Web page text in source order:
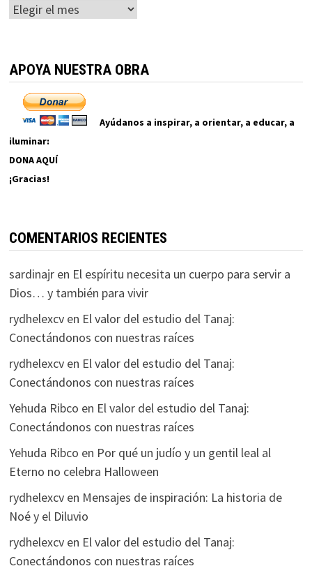
Archivos
APOYA NUESTRA OBRA
Ayúdanos a inspirar, a orientar, a educar, a
iluminar:
DONA AQUÍ
¡Gracias!
COMENTARIOS RECIENTES
sardinajren El espíritu necesita un cuerpo para servir a
Dios… y también para vivir
rydhelexcven El valor del estudio del Tanaj:
Conectándonos con nuestras raíces
rydhelexcven El valor del estudio del Tanaj:
Conectándonos con nuestras raíces
Yehuda Ribco en El valor del estudio del Tanaj:
Conectándonos con nuestras raíces
Yehuda Ribco en Por qué un judío y un gentil leal al
Eterno no celebra Halloween
rydhelexcven Mensajes de inspiración: La historia de
Noé y el Diluvio
rydhelexcven El valor del estudio del Tanaj:
Conectándonos con nuestras raíces